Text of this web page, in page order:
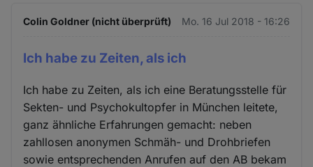
Colin Goldner (nicht überprüft) Mo. 16 Jul 2018 - 16:26
Ich habe zu Zeiten, als ich
Ich habe zu Zeiten, als ich eine Beratungsstelle für
Sekten- und Psychokultopfer in München leitete,
ganz ähnliche Erfahrungen gemacht: neben
zahllosen anonymen Schmäh- und Drohbriefen
sowie entsprechenden Anrufen auf den AB bekam